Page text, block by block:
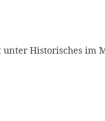
Historisches im